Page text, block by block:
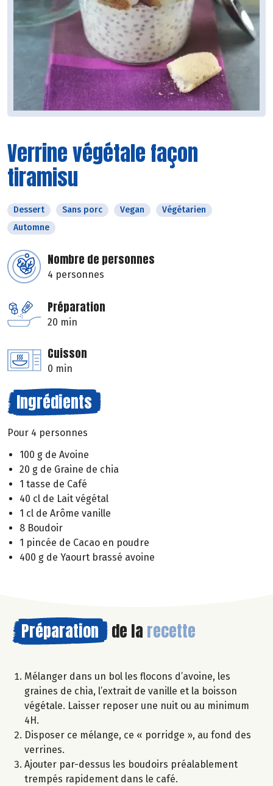
Verrine végétale façon
tiramisu
Dessert Sans porc Vegan
Végétarien
Automne
Nombre de personnes
4 personnes
Préparation
20 min
Cuisson
0 min
Ingrédients
Pour 4 personnes
100 g de Avoine
20 g de Graine de chia
1 tasse de Café
40 cl de Lait végétal
1 cl de Arôme vanille
8 Boudoir
1 pincée de Cacao en poudre
400 g de Yaourt brassé avoine
Préparation de la recette
Mélanger dans un bol les flocons d’avoine, les
graines de chia, l’extrait de vanille et la boisson
végétale. Laisser reposer une nuit ou au minimum
4H.
Disposer ce mélange, ce « porridge », au fond des
verrines.
Ajouter par-dessus les boudoirs préalablement
trempés rapidement dans le café.